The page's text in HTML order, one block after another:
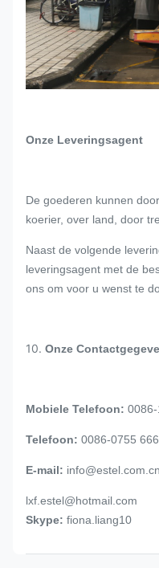
Onze Leveringsagent
De goederen kunnen
koerier, over land, door
Naast de volgende
leveringsagent met de
ons om voor u wenst te
10. Onze
Mobiele Telefoon:
Telefoon: 0086-0755
E-mail: info@estel.com.cn
lxf.estel@hotmail.com
Skype: fiona.liang10